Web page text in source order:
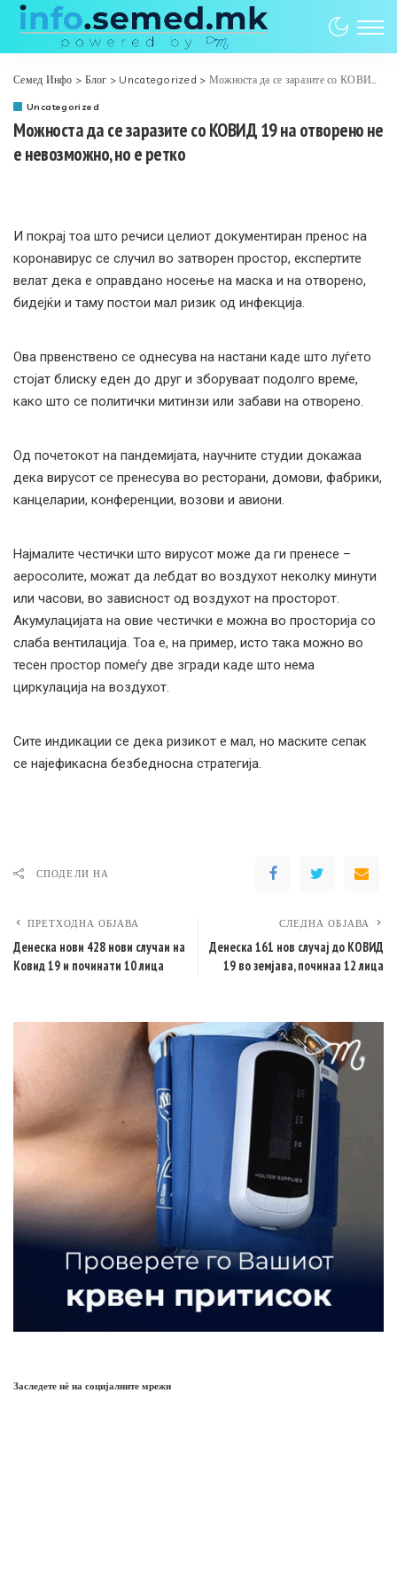
Семед Инфо > Блог > Uncategorized > Можноста да се заразите со КОВИД 19 на отворено не е невозможно, но е ретко
Uncategorized
Можноста да се заразите со КОВИД 19 на отворено не
е невозможно, но е ретко
И покрај тоа што речиси целиот документиран пренос на
коронавирус се случил во затворен простор, експертите
велат дека е оправдано носење на маска и на отворено,
бидејќи и таму постои мал ризик од инфекција.
Ова првенствено се однесува на настани каде што луѓето
стојат блиску еден до друг и зборуваат подолго време,
како што се политички митинзи или забави на отворено.
Од почетокот на пандемијата, научните студии докажаа
дека вирусот се пренесува во ресторани, домови, фабрики,
канцеларии, конференции, возови и авиони.
Најмалите честички што вирусот може да ги пренесе –
аеросолите, можат да лебдат во воздухот неколку минути
или часови, во зависност од воздухот на просторот.
Акумулацијата на овие честички е можна во просторија со
слаба вентилација. Тоа е, на пример, исто така можно во
тесен простор помеѓу две згради каде што нема
циркулација на воздухот.
Сите индикации се дека ризикот е мал, но маските сепак
се најефикасна безбедносна стратегија.
СПОДЕЛИ НА
ПРЕТХОДНА ОБЈАВА
Денеска нови 428 нови случаи на
Ковид 19 и починати 10 лица
СЛЕДНА ОБЈАВА
Денеска 161 нов случај до КОВИД
19 во земјава, починаа 12 лица
Заследете нѐ на социјалните мрежи